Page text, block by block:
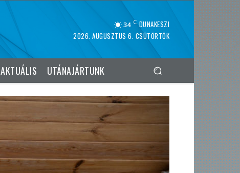
34 C DUNAKESZI
2026. AUGUSZTUS 6. CSÜTÖRTÖK
AKTUÁLIS UTÁNAJÁRTUNK